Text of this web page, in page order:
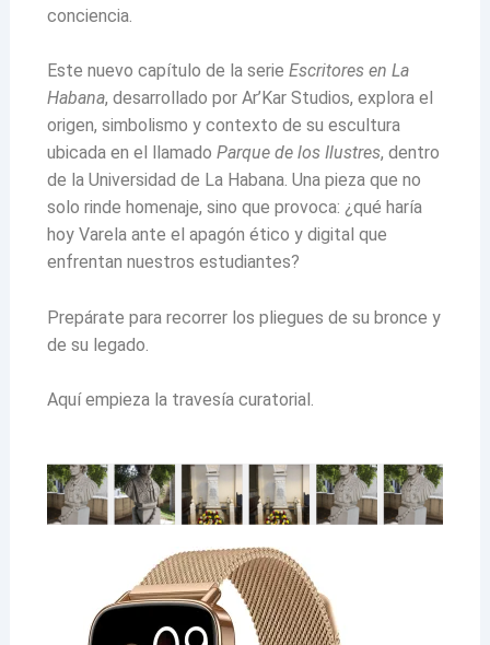
conciencia.
Este nuevo capítulo de la serie Escritores en La
Habana, desarrollado por Ar’Kar Studios, explora el
origen, simbolismo y contexto de su escultura
ubicada en el llamado Parque de los Ilustres, dentro
de la Universidad de La Habana. Una pieza que no
solo rinde homenaje, sino que provoca: ¿qué haría
hoy Varela ante el apagón ético y digital que
enfrentan nuestros estudiantes?
Prepárate para recorrer los pliegues de su bronce y
de su legado.
Aquí empieza la travesía curatorial.